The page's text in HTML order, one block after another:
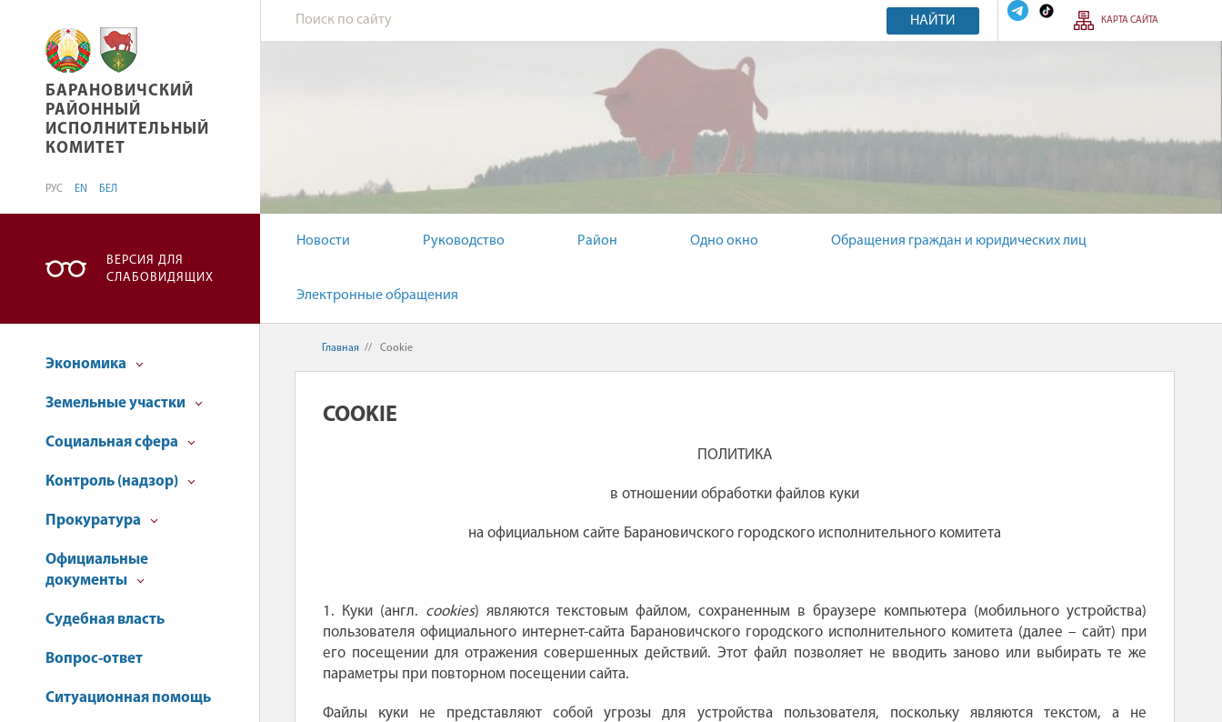
БАРАНОВИЧСКИЙ РАЙОННЫЙ ИСПОЛНИТЕЛЬНЫЙ КОМИТЕТ
БАРАНОВИЧСКИЙ
РАЙОННЫЙ
ИСПОЛНИТЕЛЬНЫЙ
КОМИТЕТ
РУС EN БЕЛ
НАЙТИ КАРТА САЙТА
ВЕРСИЯ ДЛЯ
СЛАБОВИДЯЩИХ
Новости Руководство Район Одно окно Обращения граждан и юридических лиц
Электронные обращения
Экономика
Земельные участки
Социальная сфера
Контроль (надзор)
Прокуратура
Официальные
документы
Судебная власть
Вопрос-ответ
Ситуационная помощь
Главная // Cookie
COOKIE
ПОЛИТИКА
в отношении обработки файлов куки
на официальном сайте Барановичского городского исполнительного комитета
1. Куки (англ. cookies) являются текстовым файлом, сохраненным в браузере компьютера (мобильного устройства)
пользователя официального интернет-сайта Барановичского городского исполнительного комитета (далее – сайт) при
его посещении для отражения совершенных действий. Этот файл позволяет не вводить заново или выбирать те же
параметры при повторном посещении сайта.
Файлы куки не представляют собой угрозы для устройства пользователя, поскольку являются текстом, а не